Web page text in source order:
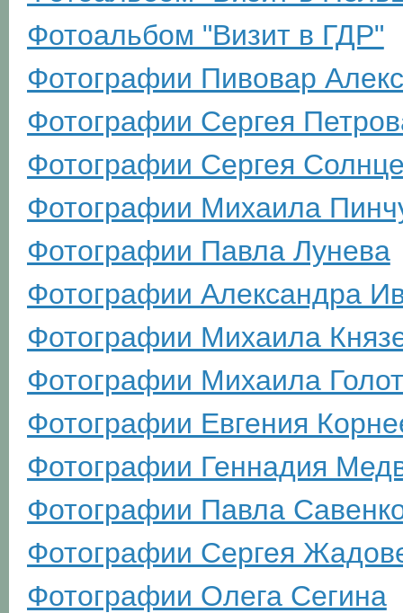
Фотоальбом "Визит в ГДР"
Фотографии Пивовар
Фотографии Сергея
Фотографии Сергея
Фотографии Михаила
Фотографии Павла Лунева
Фотографии Александра
Фотографии Михаила
Фотографии Михаила
Фотографии Евгения
Фотографии Геннадия
Фотографии Павла
Фотографии Сергея
Фотографии Олега Сегина